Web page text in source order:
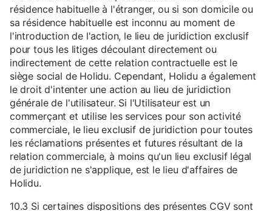
résidence habituelle à l'étranger, ou si son domicile ou
sa résidence habituelle est inconnu au moment de
l'introduction de l'action, le lieu de juridiction exclusif
pour tous les litiges découlant directement ou
indirectement de cette relation contractuelle est le
siège social de Holidu. Cependant, Holidu a également
le droit d'intenter une action au lieu de juridiction
générale de l'utilisateur. Si l'Utilisateur est un
commerçant et utilise les services pour son activité
commerciale, le lieu exclusif de juridiction pour toutes
les réclamations présentes et futures résultant de la
relation commerciale, à moins qu'un lieu exclusif légal
de juridiction ne s'applique, est le lieu d'affaires de
Holidu.
10.3 Si certaines dispositions des présentes CGV sont